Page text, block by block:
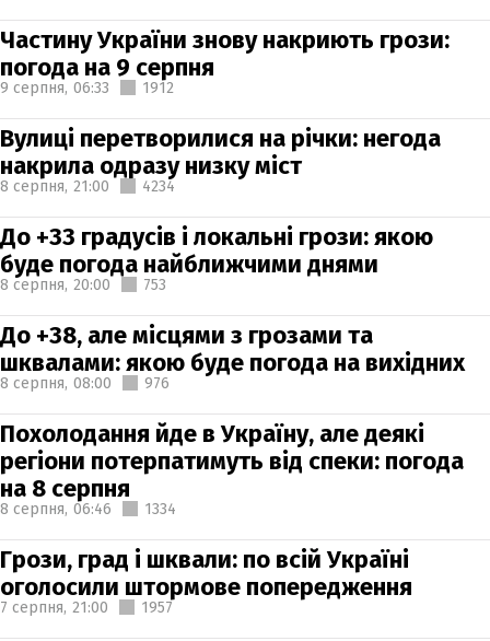
Частину України знову накриють грози:
погода на 9 серпня
9 серпня, 06:33 1912
Вулиці перетворилися на річки: негода
накрила одразу низку міст
8 серпня, 21:00 4234
До +33 градусів і локальні грози: якою
буде погода найближчими днями
8 серпня, 20:00 753
До +38, але місцями з грозами та
шквалами: якою буде погода на вихідних
8 серпня, 08:00 976
Похолодання йде в Україну, але деякі
регіони потерпатимуть від спеки: погода
на 8 серпня
8 серпня, 06:46 1334
Грози, град і шквали: по всій Україні
оголосили штормове попередження
7 серпня, 21:00 1957